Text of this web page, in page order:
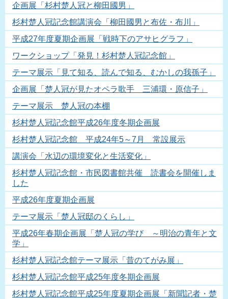
企画展「杉村楚人冠と柳田國男」
杉村楚人冠記念館講演会「柳田國男と布佐・布川」
平成27年度夏期企画展「戦時下のアサヒグラフ」
ワークショップ「発見！杉村楚人冠記念館」
テーマ展示「見て知る、読んで知る、むかしの我孫子」
企画展「楚人冠が見たオペラ歌手 三浦環・原信子」
テーマ展示 楚人冠の本棚
杉村楚人冠記念館平成26年度冬期企画展
杉村楚人冠記念館 平成24年5～7月 常設展示
講演会「水辺の環境変化と生活変化」
杉村楚人冠記念館・市民図書館共催 読書会を開催しま
した
平成26年度夏期企画展
テーマ展示「楚人冠邸のくらし」
平成26年春期企画展「楚人冠の学び ～明治の青年と文
学」
杉村楚人冠記念館テーマ展示「昔のてがみ展」
杉村楚人冠記念館平成25年度冬期企画展
杉村楚人冠記念館平成25年度夏期企画展「新聞記者・楚